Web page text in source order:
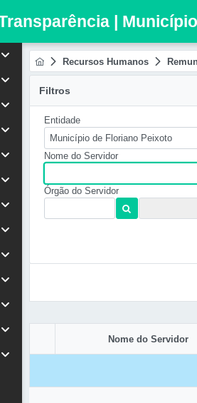
|
Recursos Humanos
Filtros
Entidade
Município de Floriano Peixoto
Nome do Servidor
Órgão do Servidor
Nome do Servidor